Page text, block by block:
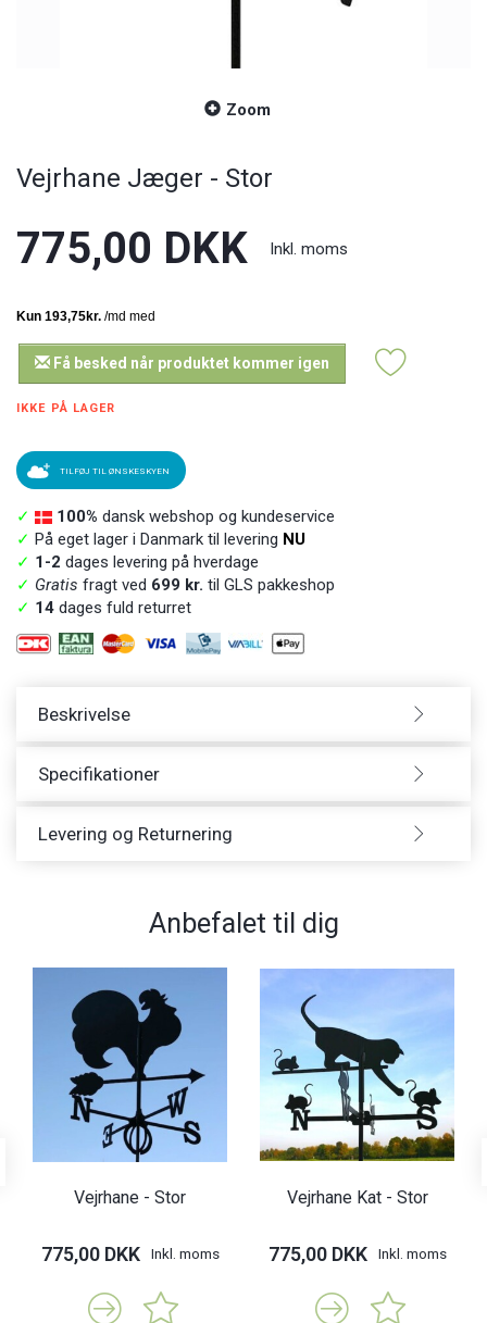
Zoom
Vejrhane Jæger - Stor
775,00 DKK Inkl. moms
Få besked når produktet kommer igen
IKKE PÅ LAGER
TILFØJ TIL ØNSKESKYEN
✓ 100% dansk webshop og kundeservice
✓ På eget lager i Danmark til levering NU
✓ 1-2 dages levering på hverdage
✓ Gratis fragt ved 699 kr. til GLS pakkeshop
✓ 14 dages fuld returret
Beskrivelse
Specifikationer
Levering og Returnering
Anbefalet til dig
Vejrhane - Stor
775,00 DKK Inkl. moms
Vejrhane Kat - Stor
775,00 DKK Inkl. moms